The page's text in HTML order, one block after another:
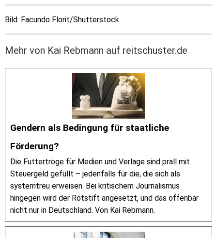
Bild: Facundo Florit/Shutterstock
Mehr von Kai Rebmann auf reitschuster.de
Gendern als Bedingung für staatliche
Förderung?
Die Futtertröge für Medien und Verlage sind prall mit
Steuergeld gefüllt – jedenfalls für die, die sich als
systemtreu erweisen. Bei kritischem Journalismus
hingegen wird der Rotstift angesetzt, und das offenbar
nicht nur in Deutschland. Von Kai Rebmann.